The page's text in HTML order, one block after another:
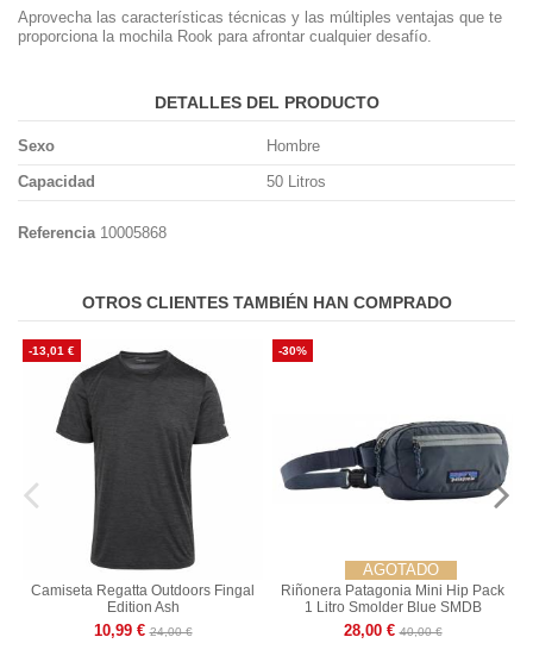
Aprovecha las características técnicas y las múltiples ventajas que te
proporciona la mochila Rook para afrontar cualquier desafío.
DETALLES DEL PRODUCTO
Sexo
Hombre
Capacidad
50 Litros
Referencia 10005868
OTROS CLIENTES TAMBIÉN HAN COMPRADO
-13,01 €
Camiseta Regatta Outdoors Fingal
Edition Ash
10,99 € 24,00 €
AGOTADO
-30%
Riñonera Patagonia Mini Hip Pack
1 Litro Smolder Blue SMDB
28,00 € 40,00 €